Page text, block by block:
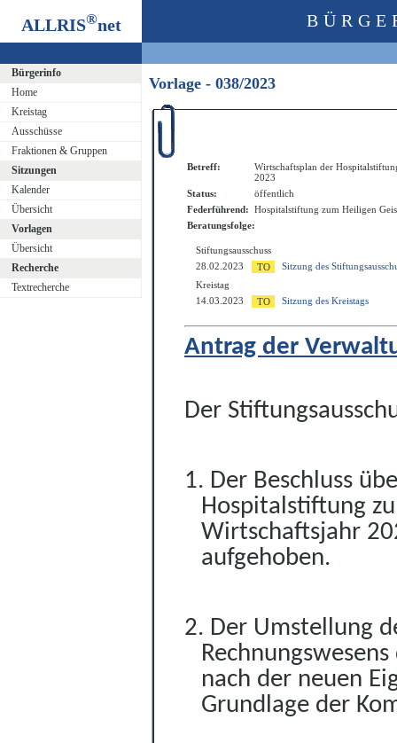
ALLRIS®net
Bürgerinfo
Home
Kreistag
Ausschüsse
Fraktionen & Gruppen
Sitzungen
Kalender
Übersicht
Vorlagen
Übersicht
Recherche
Textrecherche
Vorlage - 038/2023
Betreff:
Wirtschaftsplan der
2023
Status:
öffentlich
Federführend: Hospitalstiftung zum Heiligen
Beratungsfolge:
Stiftungsausschuss
28.02.2023
Sitzung des
Kreistag
14.03.2023
Sitzung des Kreistags
Antrag der
Der
1. Der Beschluss
Hospitalstiftung
Wirtschaftsjahr
aufgehoben.
2. Der Umstellung
nach der neuen
Grundlage der